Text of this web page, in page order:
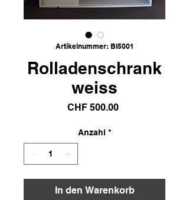
Artikelnummer: BI5001
Rolladenschrank
weiss
CHF 500.00Preis
Anzahl *
In den Warenkorb